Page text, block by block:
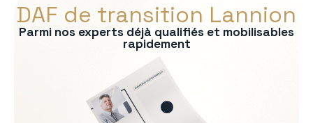
DAF de transition Lannion
Parmi nos experts déjà qualifiés et mobilisables
rapidement